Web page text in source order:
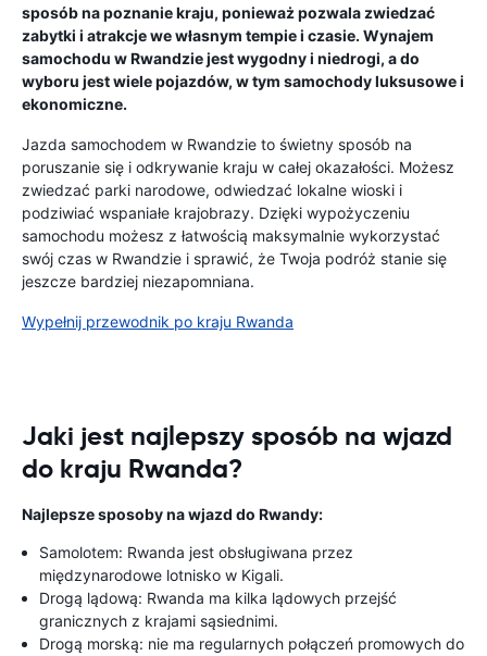
sposób na poznanie kraju, ponieważ pozwala zwiedzać
zabytki i atrakcje we własnym tempie i czasie. Wynajem
samochodu w Rwandzie jest wygodny i niedrogi, a do
wyboru jest wiele pojazdów, w tym samochody luksusowe i
ekonomiczne.
Jazda samochodem w Rwandzie to świetny sposób na
poruszanie się i odkrywanie kraju w całej okazałości. Możesz
zwiedzać parki narodowe, odwiedzać lokalne wioski i
podziwiać wspaniałe krajobrazy. Dzięki wypożyczeniu
samochodu możesz z łatwością maksymalnie wykorzystać
swój czas w Rwandzie i sprawić, że Twoja podróż stanie się
jeszcze bardziej niezapomniana.
Wypełnij przewodnik po kraju Rwanda
Jaki jest najlepszy sposób na wjazd
do kraju Rwanda?
Najlepsze sposoby na wjazd do Rwandy:
Samolotem: Rwanda jest obsługiwana przez
międzynarodowe lotnisko w Kigali.
Drogą lądową: Rwanda ma kilka lądowych przejść
granicznych z krajami sąsiednimi.
Drogą morską: nie ma regularnych połączeń promowych do